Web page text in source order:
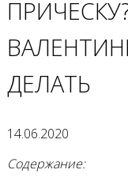
ДЕЛАТЬ
14.06.2020
Содержание: